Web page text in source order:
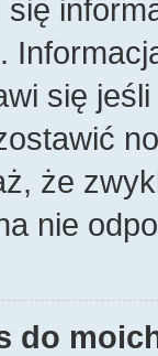
się
że
nie
do